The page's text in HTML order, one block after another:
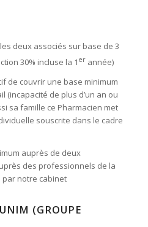
deux associés sur base de 3
30% incluse la 1 erannée)
de couvrir une base minimum
(incapacité de plus d’un an ou
sa famille ce Pharmacien met
souscrite dans le cadre
auprès de deux
des professionnels de la
notre cabinet
(GROUPE